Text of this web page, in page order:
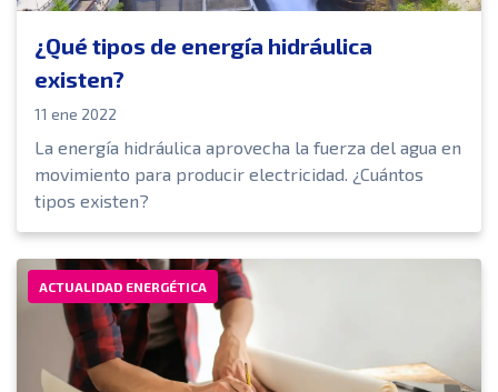
¿Qué tipos de energía hidráulica
existen?
11 ene 2022
La energía hidráulica aprovecha la fuerza del agua en
movimiento para producir electricidad. ¿Cuántos
tipos existen?
ACTUALIDAD ENERGÉTICA